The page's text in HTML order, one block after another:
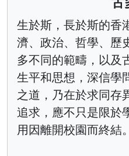
生於斯，長於斯的香
濟、政治、哲學、歷
多不同的範疇，以及
生平和思想，深信學
之道，乃在於求同存
追求，應不只是限於
用因離開校園而終結。